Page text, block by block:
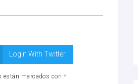
Login With Twitter
están marcados con *